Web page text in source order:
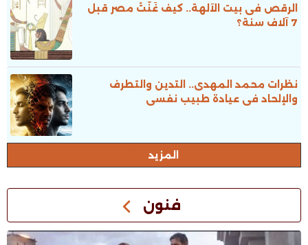
الرقص فى بيت الآلهة.. كيف غَنَّتْ مصر قبل
7 آلاف سنة؟
نظرات محمد المهدى.. التدين والتطرف
والإلحاد فى عيادة طبيب نفسى
المزيد
فنون